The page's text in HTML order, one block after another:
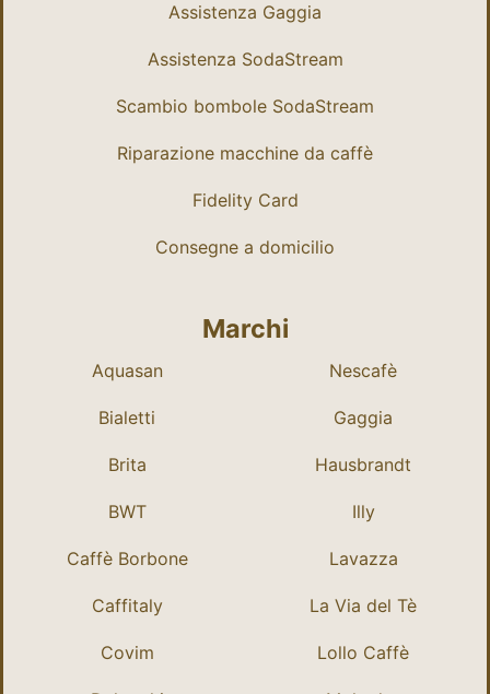
Assistenza Gaggia
Assistenza SodaStream
Scambio bombole SodaStream
Riparazione macchine da caffè
Fidelity Card
Consegne a domicilio
Marchi
Aquasan
Bialetti
Brita
BWT
Caffè Borbone
Caffitaly
Covim
Nescafè
Gaggia
Hausbrandt
Illy
Lavazza
La Via del Tè
Lollo Caffè